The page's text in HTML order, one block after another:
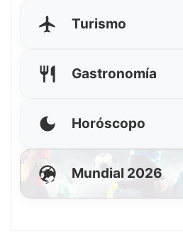
Turismo
Gastronomía
Horóscopo
Mundial 2026